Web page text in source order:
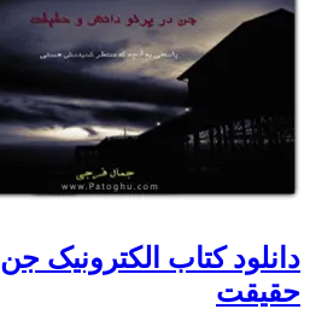
دانلود کتاب الکترونیک
حقیقت